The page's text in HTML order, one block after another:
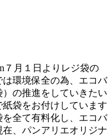
７月１日よりレジ袋の
環境保全の為、エコバ
の推進をしていきたい
袋をお付けしています
全て有料化し、エコバ
、パンアリエオリジナ